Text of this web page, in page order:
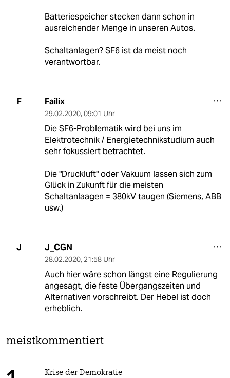
Batteriespeicher stecken dann schon in
ausreichender Menge in unseren Autos.
Schaltanlagen? SF6 ist da meist noch
verantwortbar.
F Failix
29.02.2020, 09:01 Uhr
Die SF6-Problematik wird bei uns im
Elektrotechnik / Energietechnikstudium auch
sehr fokussiert betrachtet.
Die "Druckluft" oder Vakuum lassen sich zum
Glück in Zukunft für die meisten
Schaltanlaagen = 380kV taugen (Siemens, ABB
usw.)
J J_CGN
28.02.2020, 21:58 Uhr
Auch hier wäre schon längst eine Regulierung
angesagt, die feste Übergangszeiten und
Alternativen vorschreibt. Der Hebel ist doch
erheblich.
meistkommentiert
Krise der Demokratie